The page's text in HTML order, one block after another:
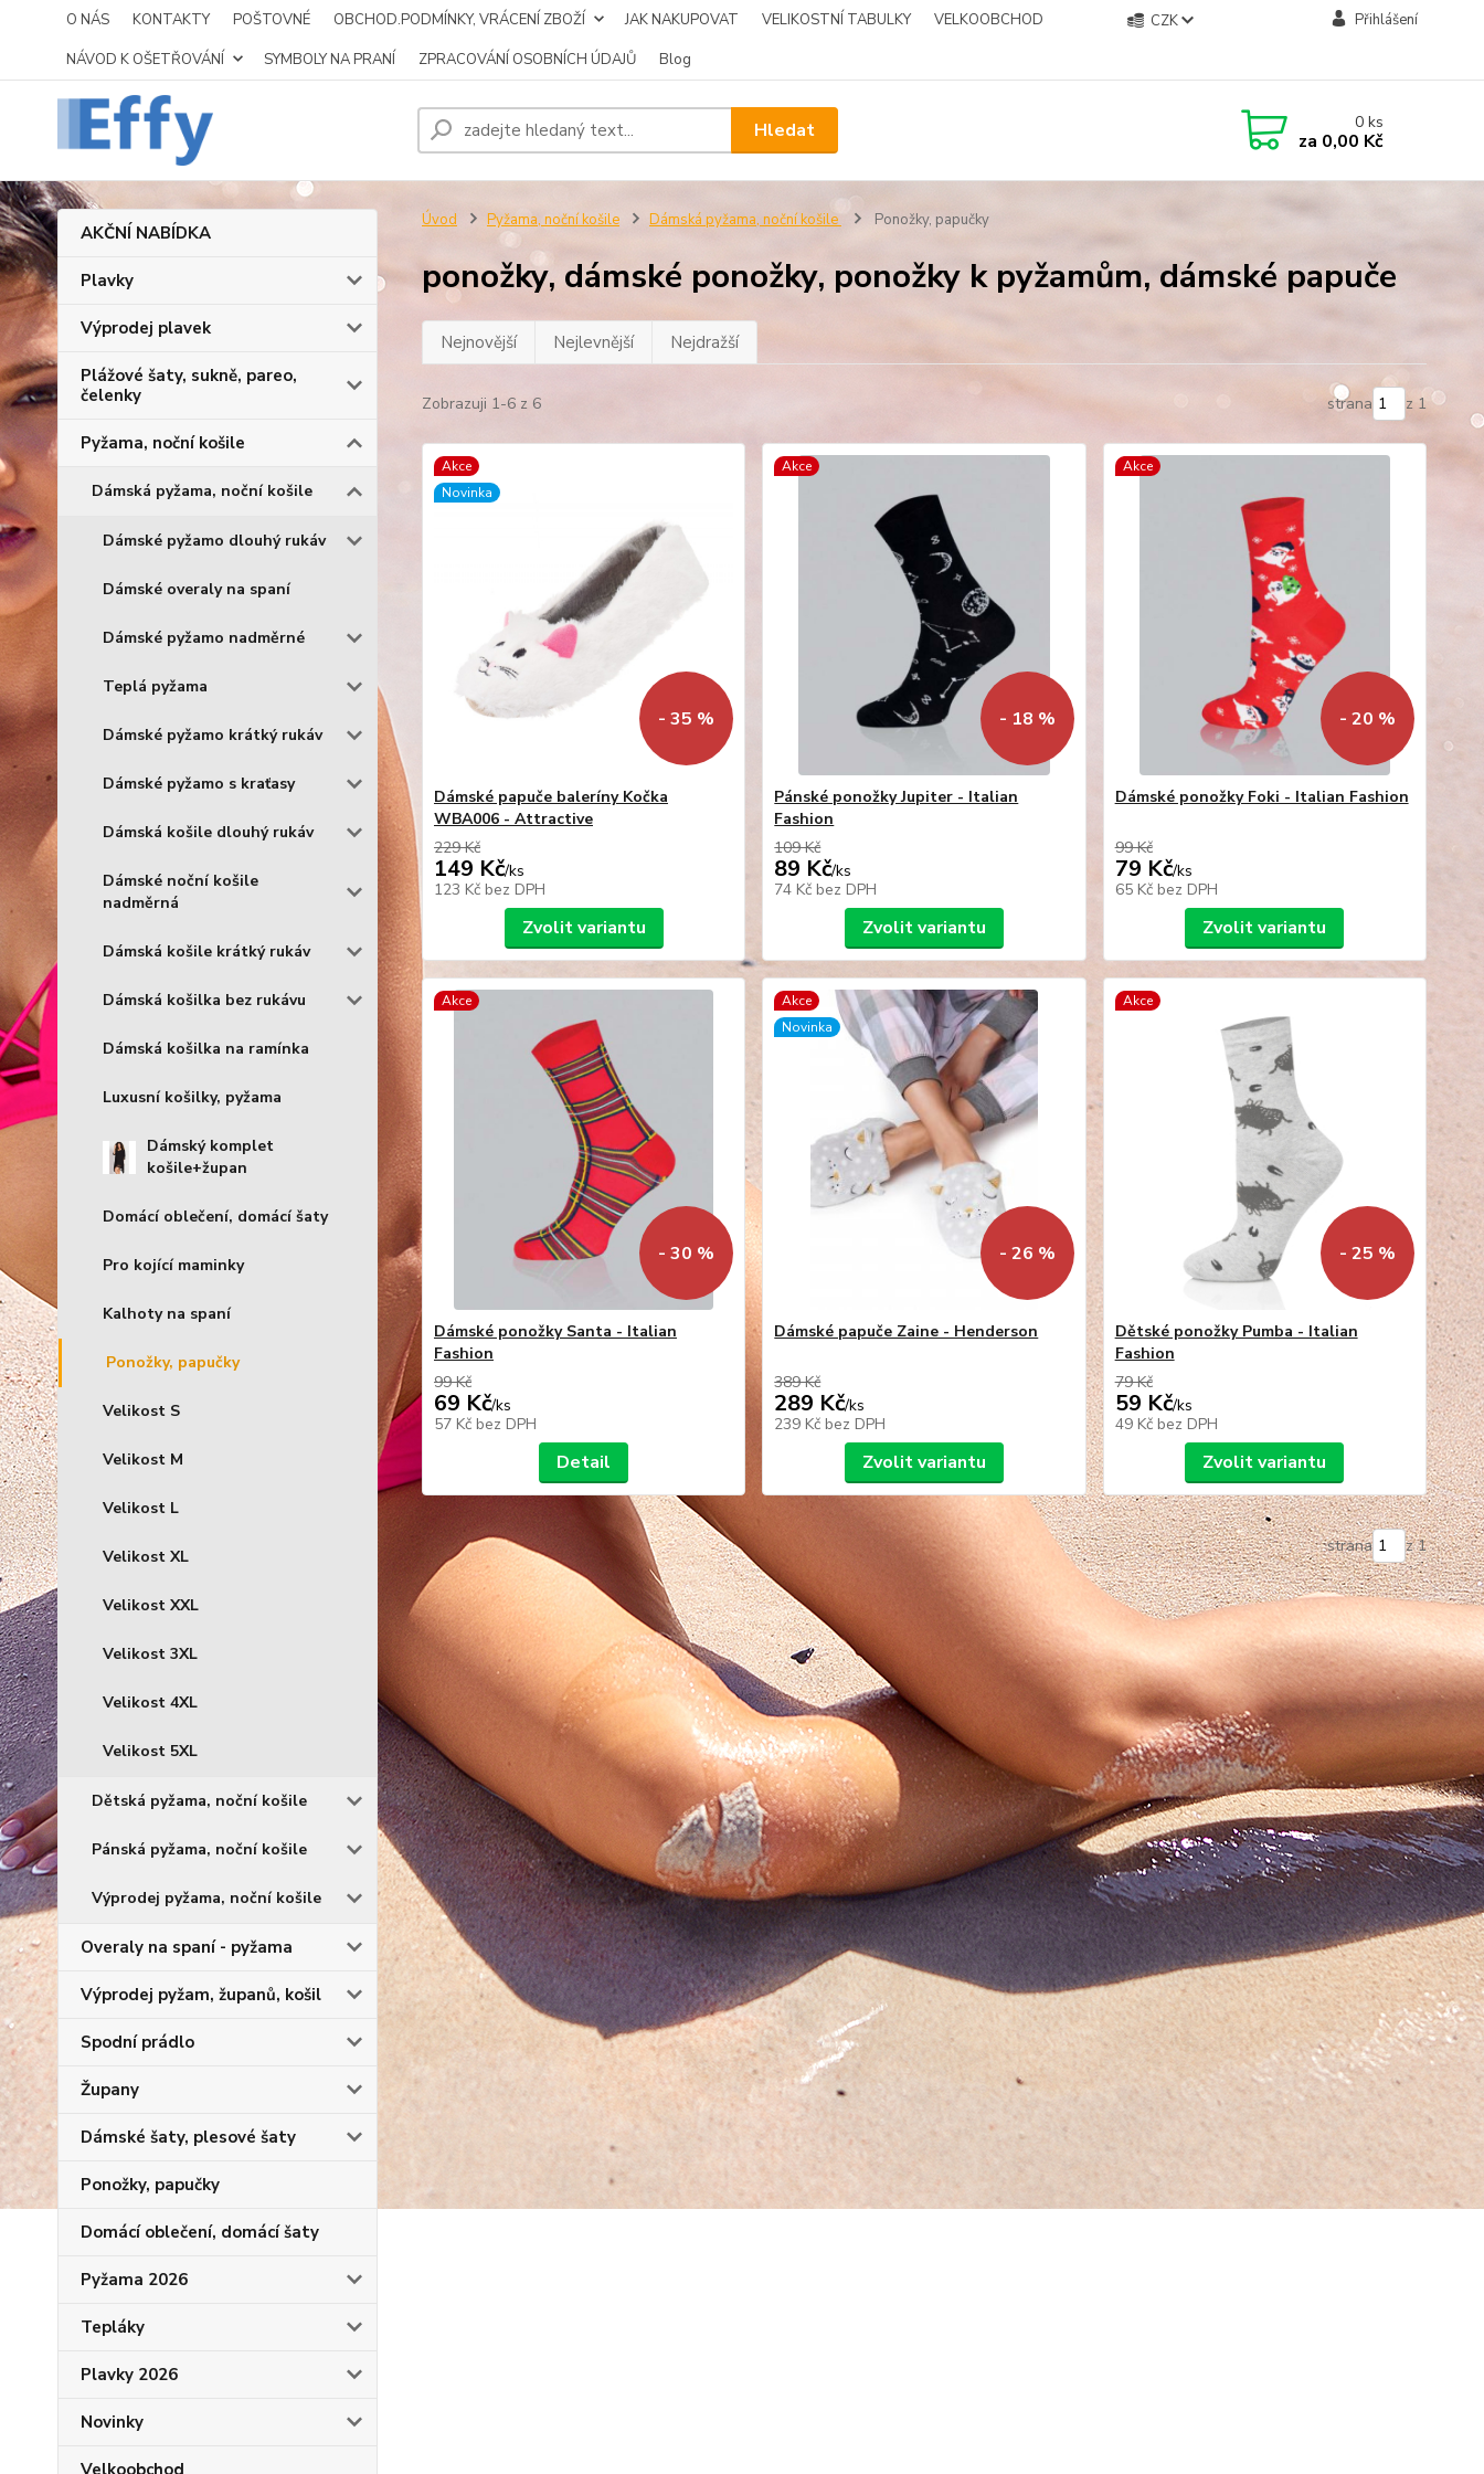
O NÁS KONTAKTY POŠTOVNÉ OBCHOD.PODMÍNKY, VRÁCENÍ ZBOŽÍ JAK NAKUPOVAT VELIKOSTNÍ TABULKY
VELKOOBCHOD
NÁVOD K OŠETŘOVÁNÍ
SYMBOLY NA PRANÍ ZPRACOVÁNÍ OSOBNÍCH ÚDAJŮ Blog
CZK Přihlášení
Hledat 0ks
za 0,00 Kč
AKČNÍ NABÍDKA
Plavky
Výprodej plavek
Plážové šaty, sukně, pareo,
čelenky
Pyžama, noční košile
Dámská pyžama, noční košile
Dámské pyžamo dlouhý rukáv
Dámské overaly na spaní
Dámské pyžamo nadměrné
Teplá pyžama
Dámské pyžamo krátký rukáv
Dámské pyžamo s kraťasy
Dámská košile dlouhý rukáv
Dámské noční košile
nadměrná
Dámská košile krátký rukáv
Dámská košilka bez rukávu
Dámská košilka na ramínka
Luxusní košilky, pyžama
Dámský komplet
košile+župan
Domácí oblečení, domácí šaty
Pro kojící maminky
Kalhoty na spaní
Ponožky, papučky
Velikost S
Velikost M
Velikost L
Velikost XL
Velikost XXL
Velikost 3XL
Velikost 4XL
Velikost 5XL
Dětská pyžama, noční košile
Pánská pyžama, noční košile
Výprodej pyžama, noční košile
Overaly na spaní - pyžama
Výprodej pyžam, županů, košil
Spodní prádlo
Župany
Dámské šaty, plesové šaty
Ponožky, papučky
Domácí oblečení, domácí šaty
Pyžama 2026
Tepláky
Plavky 2026
Novinky
Velkoobchod
Úvod Pyžama, noční košile Dámská pyžama, noční košile Ponožky, papučky
ponožky, dámské ponožky, ponožky k pyžamům, dámské papuče
Nejnovější Nejlevnější Nejdražší
Zobrazuji 1-6 z 6 strana z 1
Akce
Novinka
- 35 %
Dámské papuče baleríny Kočka
WBA006 - Attractive
229 Kč
149 Kč/ks
123 Kč bez DPH
Zvolit variantu
Akce
- 18 %
Pánské ponožky Jupiter - Italian
Fashion
109 Kč
89 Kč/ks
74 Kč bez DPH
Zvolit variantu
Akce
- 20 %
Dámské ponožky Foki - Italian Fashion
99 Kč
79 Kč/ks
65 Kč bez DPH
Zvolit variantu
Akce
- 30 %
Dámské ponožky Santa - Italian
Fashion
99 Kč
69 Kč/ks
57 Kč bez DPH
Detail
Akce
Novinka
- 26 %
Dámské papuče Zaine - Henderson
389 Kč
289 Kč/ks
239 Kč bez DPH
Zvolit variantu
Akce
- 25 %
Dětské ponožky Pumba - Italian
Fashion
79 Kč
59 Kč/ks
49 Kč bez DPH
Zvolit variantu
strana z 1